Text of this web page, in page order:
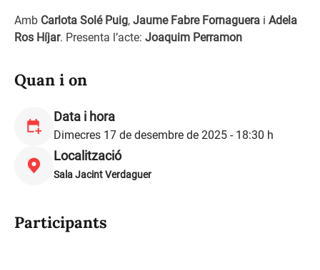
Amb Carlota Solé Puig, Jaume Fabre Fornaguera i Adela
Ros Híjar. Presenta l’acte: Joaquim Perramon
Quan i on
Data i hora
Dimecres 17 de desembre de 2025 - 18:30 h
Localització
Sala Jacint Verdaguer
Participants